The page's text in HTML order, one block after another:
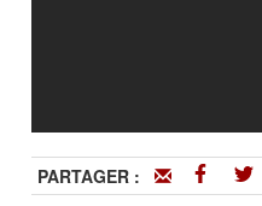
PARTAGER :